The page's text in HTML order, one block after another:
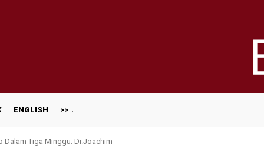
ENGLISH >>
Dalam Tiga Minggu: Dr.Joachim